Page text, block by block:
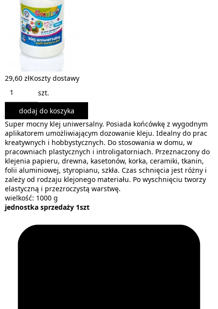
29,60 złKoszty dostawy
szt.
dodaj do koszyka
Super mocny klej uniwersalny. Posiada końcówkę z wygodnym
aplikatorem umożliwiającym dozowanie kleju. Idealny do prac
kreatywnych i hobbystycznych. Do stosowania w domu, w
pracowniach plastycznych i introligatorniach. Przeznaczony do
klejenia papieru, drewna, kasetonów, korka, ceramiki, tkanin,
folii aluminiowej, styropianu, szkła. Czas schnięcia jest różny i
zależy od rodzaju klejonego materiału. Po wyschnięciu tworzy
elastyczną i przezroczystą warstwę.
wielkość: 1000 g
jednostka sprzedaży 1szt